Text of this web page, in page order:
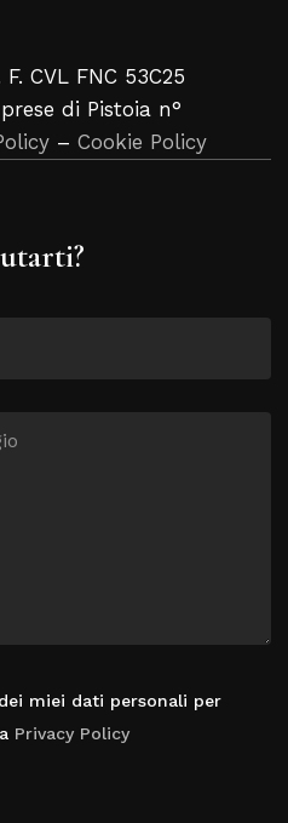
CVL FNC 53C25
di Pistoia n°
– Cookie Policy
miei dati personali per
Privacy Policy